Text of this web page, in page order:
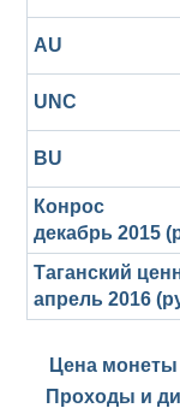
Серебро
AU
UNC
BU
Конрос
декабрь 2015
Таганский
апрель 2016
Цена монеты
Проходы и